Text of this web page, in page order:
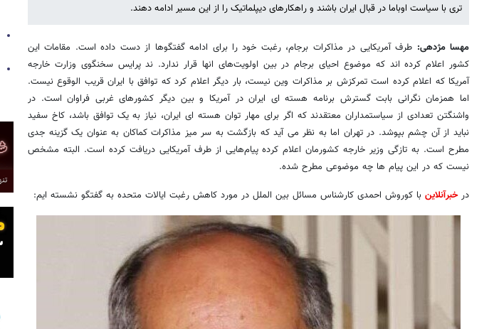
تری با سیاست اوباما در قبال ایران باشند و راهکارهای دیپلماتیک را از این مسیر ادامه دهند.
مهسا مژدهی: طرف آمریکایی در مذاکرات برجام، رغبت خود را برای ادامه گفتگوها از دست داده است. مقامات این
کشور اعلام کرده اند که موضوع احیای برجام در بین اولویت‌های انها قرار ندارد. ند پرایس سخنگوی وزارت خارجه
آمریکا که اعلام کرده است تمرکزش بر مذاکرات وین نیست، بار دیگر اعلام کرد که توافق با ایران قریب الوقوع نیست.
اما همزمان نگرانی بابت گسترش برنامه هسته ای ایران در آمریکا و بین دیگر کشورهای غربی فراوان است. در
واشنگتن تعدادی از سیاستمداران معتقدند که اگر برای مهار توان هسته ای ایران، نیاز به یک توافق باشد، کاخ سفید
نباید از آن چشم بپوشد. در تهران اما به نظر می آید که بازگشت به سر میز مذاکرات کماکان به عنوان یک گزینه جدی
مطرح است. به تازگی وزیر خارجه کشورمان اعلام کرده پیام‌هایی از طرف آمریکایی دریافت کرده است. البته مشخص
نیست که در این پیام ها چه موضوعی مطرح شده.
درخبرآنلاین با کوروش احمدی کارشناس مسائل بین الملل در مورد کاهش رغبت ایالات متحده به گفتگو نشسته ایم: